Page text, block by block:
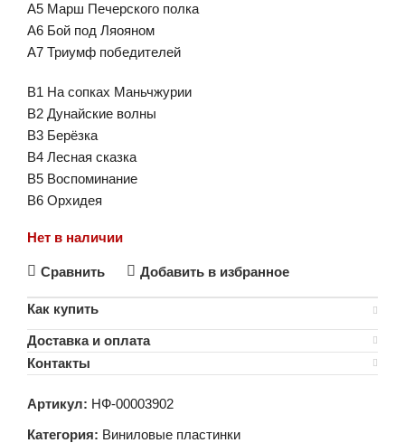
A5 Марш Печерского полка
A6 Бой под Ляояном
A7 Триумф победителей
B1 На сопках Маньчжурии
B2 Дунайские волны
B3 Берёзка
B4 Лесная сказка
B5 Воспоминание
B6 Орхидея
Нет в наличии
Сравнить Добавить в избранное
Как купить
Доставка и оплата
Контакты
Артикул: НФ-00003902
Категория: Виниловые пластинки